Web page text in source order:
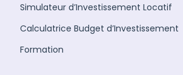
Simulateur d’Investissement Locatif
Calculatrice Budget d’Investissement
Formation